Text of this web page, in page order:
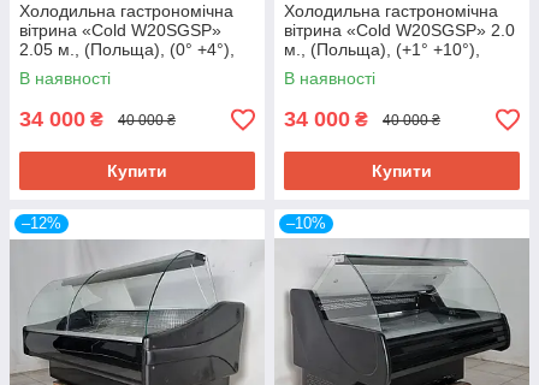
Холодильна гастрономічна
вітрина «Cold W20SGSP»
2.05 м., (Польща), (0° +4°),
викладка 72 см., Б/у
В наявності
34 000 ₴ 40 000 ₴
Купити
Холодильна гастрономічна
вітрина «Cold W20SGSP» 2.0
м., (Польща), (+1° +10°),
викладка 75 см., Б/у
В наявності
34 000 ₴ 40 000 ₴
Купити
–12% –10%